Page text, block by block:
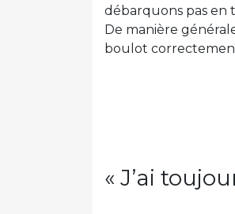
débarquons pas en
De manière
boulot
« J’ai